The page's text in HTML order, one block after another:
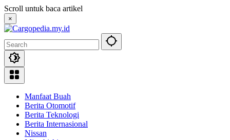
Skip
to
content
Scroll untuk baca artikel
×
Manfaat Buah
Berita Otomotif
Berita Teknologi
Berita Internasional
Nissan